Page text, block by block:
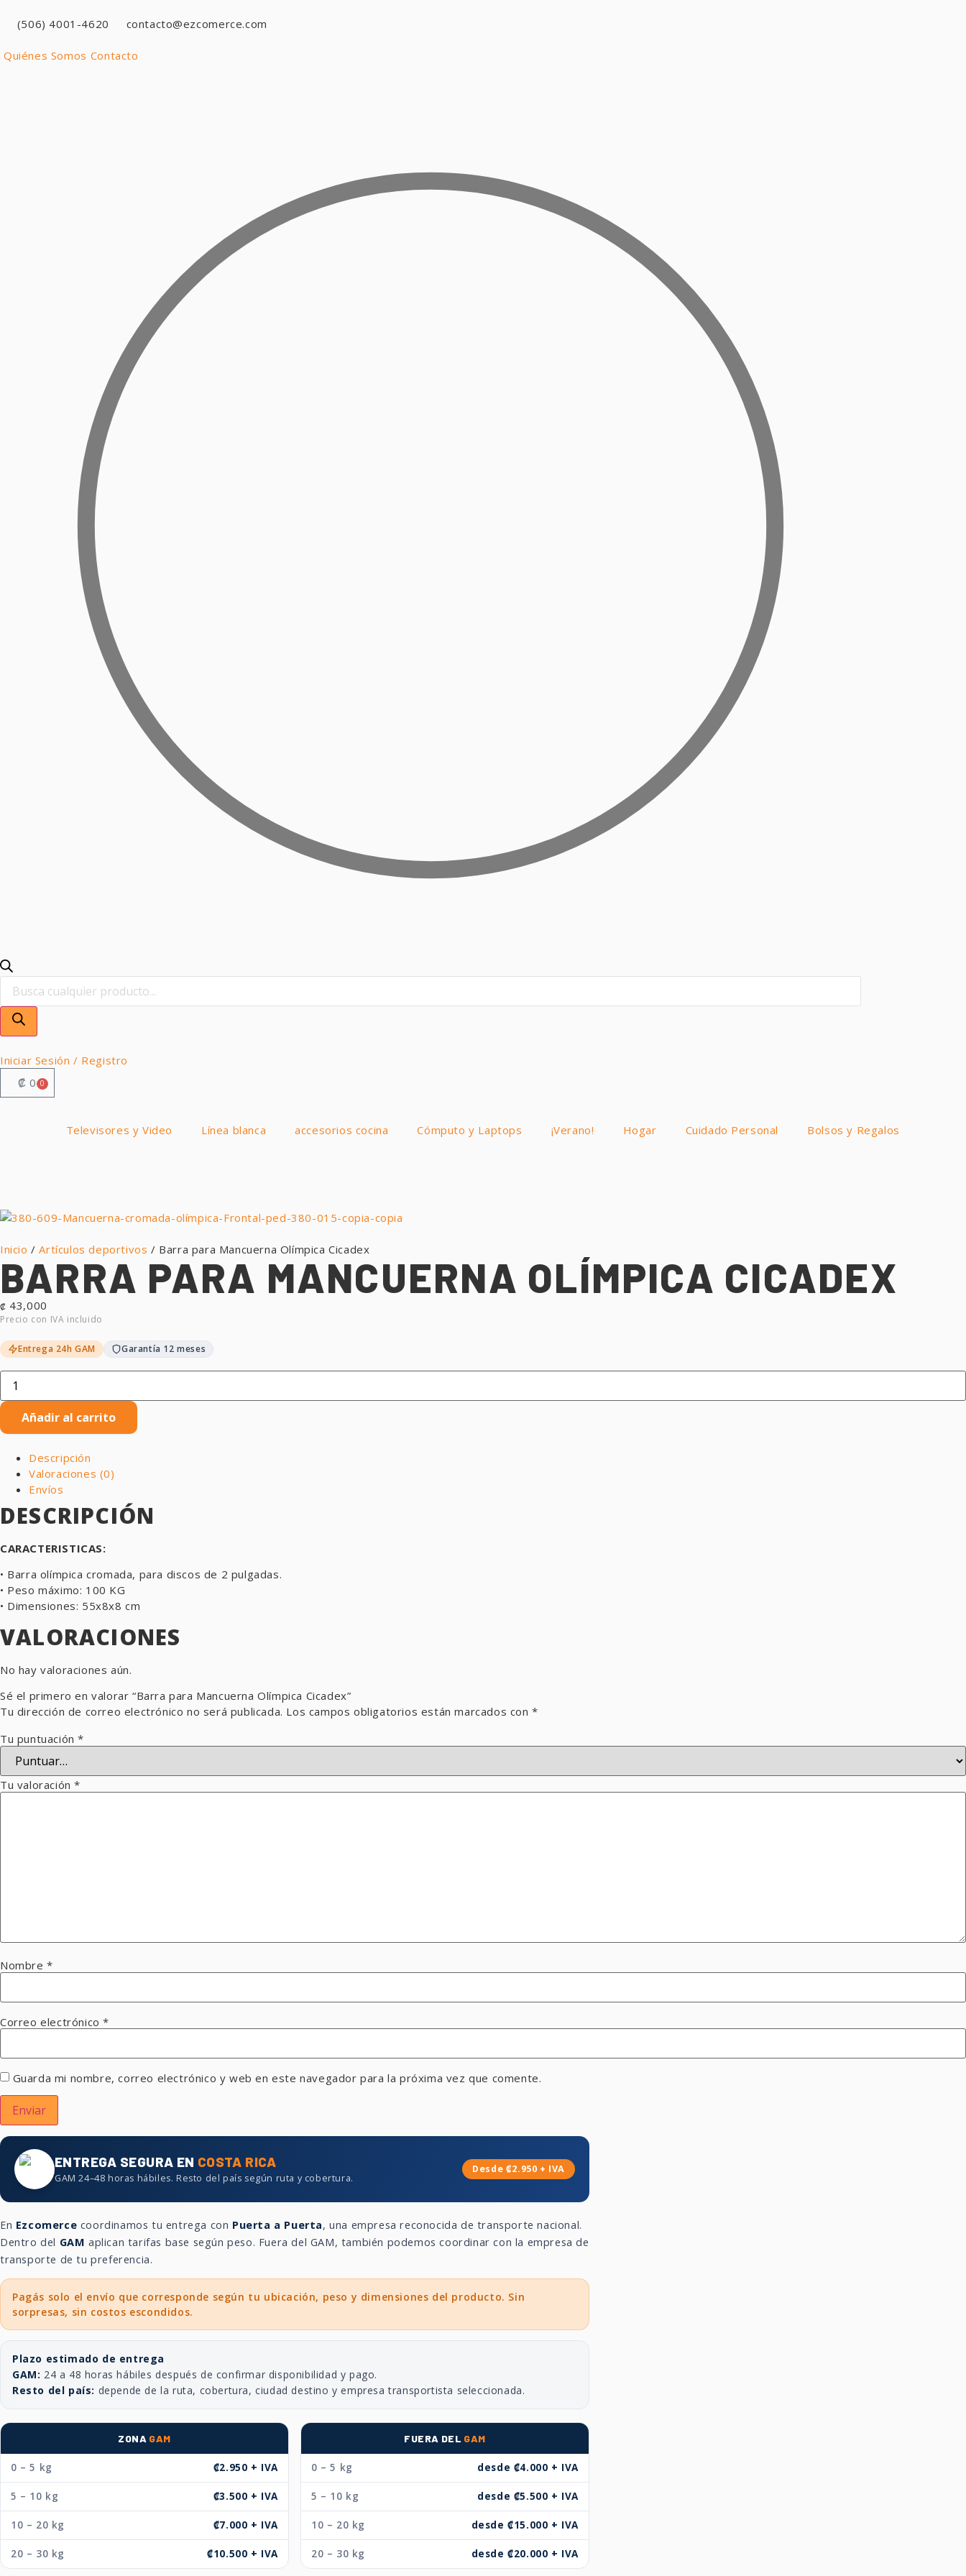
(506) 4001-4620 contacto@ezcomerce.com
Quiénes Somos Contacto
Iniciar Sesión / Registro
₡ 0 0
Televisores y Video Línea blanca accesorios cocina Cómputo y Laptops ¡Verano! Hogar Cuidado Personal Bolsos y Regalos
Inicio /Artículos deportivos / Barra para Mancuerna Olímpica Cicadex
BARRA PARA MANCUERNA OLÍMPICA CICADEX
₡ 43,000
Entrega 24h GAM Garantía 12 meses
Añadir al carrito
Descripción
Valoraciones (0)
Envíos
DESCRIPCIÓN
CARACTERISTICAS:
• Barra olímpica cromada, para discos de 2 pulgadas.
• Peso máximo: 100 KG
• Dimensiones: 55x8x8 cm
VALORACIONES
No hay valoraciones aún.
Sé el primero en valorar “Barra para Mancuerna Olímpica Cicadex”
Tu dirección de correo electrónico no será publicada. Los campos obligatorios están marcados con*
Tu puntuación*
Tu valoración*
Nombre*
Correo electrónico*
Guarda mi nombre, correo electrónico y web en este navegador para la próxima vez que comente.
ENTREGA SEGURA EN COSTA RICA
GAM 24–48 horas hábiles. Resto del país según ruta y cobertura.
Desde ₡2.950 + IVA
En Ezcomerce coordinamos tu entrega con Puerta a Puerta, una empresa reconocida de transporte nacional.
Dentro del GAM aplican tarifas base según peso. Fuera del GAM, también podemos coordinar con la empresa de
transporte de tu preferencia.
Pagás solo el envío que corresponde según tu ubicación, peso y dimensiones del producto. Sin
sorpresas, sin costos escondidos.
Plazo estimado de entrega
GAM: 24 a 48 horas hábiles después de confirmar disponibilidad y pago.
Resto del país: depende de la ruta, cobertura, ciudad destino y empresa transportista seleccionada.
ZONA GAM
0 – 5 kg ₡2.950 + IVA
5 – 10 kg ₡3.500 + IVA
10 – 20 kg ₡7.000 + IVA
20 – 30 kg ₡10.500 + IVA
FUERA DEL GAM
0 – 5 kg desde ₡4.000 + IVA
5 – 10 kg desde ₡5.500 + IVA
10 – 20 kg desde ₡15.000 + IVA
20 – 30 kg desde ₡20.000 + IVA